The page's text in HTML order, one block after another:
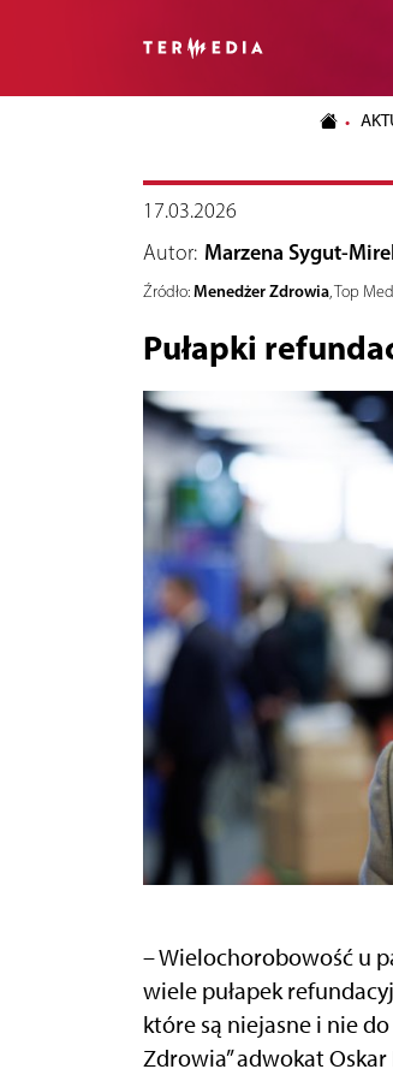
17.03.2026
Autor: Marzena Sygut-
Źródło: Menedżer Zdrowia, Top
Pułapki
– Wielochorobowość u
wiele pułapek
które są niejasne i nie
Zdrowia” adwokat